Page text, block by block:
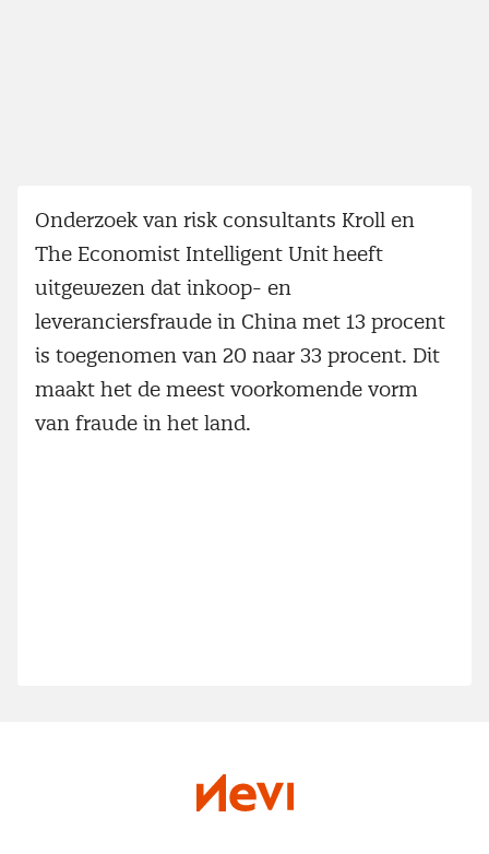
Onderzoek van risk consultants Kroll en
The Economist Intelligent Unitheeft
uitgewezen dat inkoop- en
leveranciersfraude in China met 13 procent
is toegenomen van 20 naar 33 procent. Dit
maakt het de meest voorkomende vorm
van fraude in het land.